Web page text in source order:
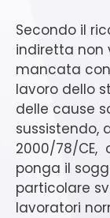
Secondo il
indiretta non
mancata
lavoro dello
delle cause
sussistendo,
2000/78/CE,
ponga il
particolare
lavoratori